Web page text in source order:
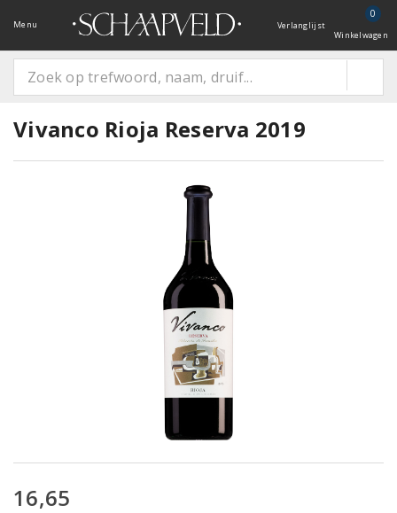
Menu Verlanglijst
0
Winkelwagen
Vivanco Rioja Reserva 2019
16,65